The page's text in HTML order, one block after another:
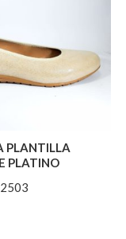
PLANTILLA
PLATINO
2503